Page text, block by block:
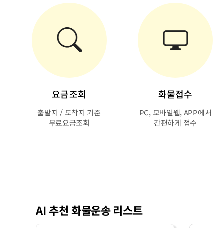
요금조회
출발지 / 도착지 기준
무료요금조회
화물접수
PC, 모바일웹, APP에서
간편하게 접수
AI 추천 화물운송 리스트